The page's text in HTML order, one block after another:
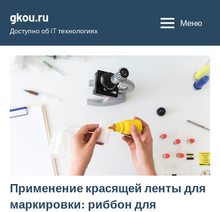
содержимому
gkou.ru
Доступно об IT технологиях
Меню
Применение красящей ленты для
маркировки: риббон для